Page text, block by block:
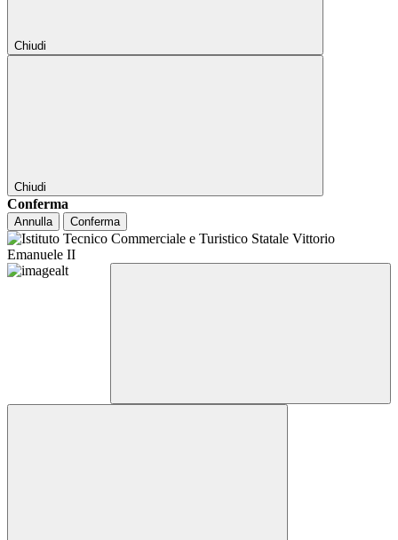
Chiudi
Chiudi
Conferma
Annulla Conferma